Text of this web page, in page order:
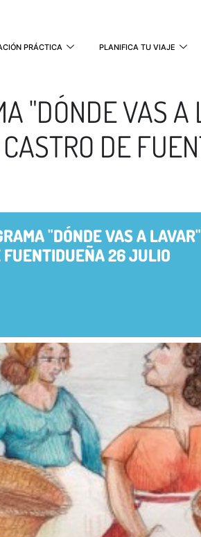
PRÁCTICA PLANIFICA TU VIAJE
"DÓNDE VAS A
DE
"DÓNDE VAS A
FUENTIDUEÑA 26 JULIO